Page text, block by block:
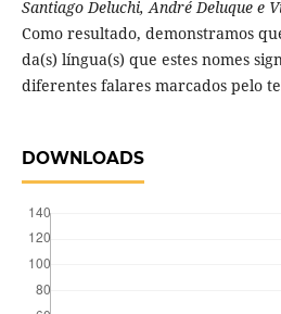
Santiago Deluchi, André Deluque e
Como resultado, demonstramos
da(s) língua(s) que estes nomes
diferentes falares marcados pelo
DOWNLOADS